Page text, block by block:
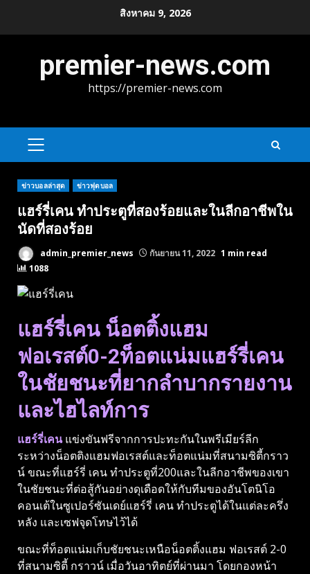
สิงหาคม 9, 2026
premier-news.com
https://premier-news.com
PRIMARY
ข่าวบอลล่าสุด ข่าวฟุตบอล
แฮร์รี่เคน ทําประตูที่สองร้อยและในลีกอาชีพใน
นัดที่สองร้อย
admin_premier_news กันยายน 11, 2022 1 min read
1088
แฮร์รี่เคน น็อตติ้งแฮม
ฟอเรสต์0-2ท็อตแน่มแฮร์รี่เคน
ในชัยชนะที่ยากลําบากรายงาน
และไฮไลท์การ
แฮร์รี่เคนแข่งขันฟรีจากการปะทะกันในพรีเมียร์ลีก
ระหว่างน็อตติงแฮมฟอเรสต์และท็อตแน่มที่สนามซิตี้กราว
น์ ขณะที่แฮร์รี่ เคน ทําประตูที่200และในลีกอาชีพของเขา
ในชัยชนะที่ต่อสู้กันอย่างดุเดือดให้กับทีมของอันโตนิโอ
คอนเต้ในซูเปอร์ซันเดย์แฮร์รี่ เคน ทําประตูได้ในแต่ละครึ่ง
หลัง และเซฟจุดโทษไว้ได้
ขณะที่ท็อตแน่มเก็บชัยชนะเหนือน็อตติ้งแฮม ฟอเรสต์ 2-0
ที่สนามซิตี้ กราวน์ เมื่อวันอาทิตย์ที่ผ่านมา โดยกองหน้า